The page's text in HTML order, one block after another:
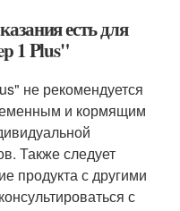
есть для
1 Plus"
не рекомендуется
и кормящим
Также следует
продукта с другими
с